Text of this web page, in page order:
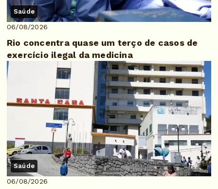
Saúde
06/08/2026
Rio concentra quase um terço de casos de
exercício ilegal da medicina
Saúde
06/08/2026